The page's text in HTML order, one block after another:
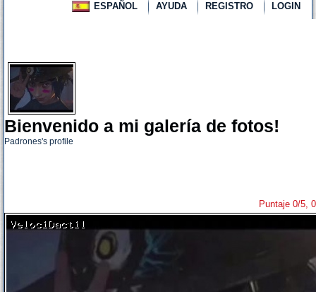
ESPAÑOL AYUDA REGISTRO LOGIN
Bienvenido a mi galería de fotos!
Padrones's profile
Puntaje 0/5,